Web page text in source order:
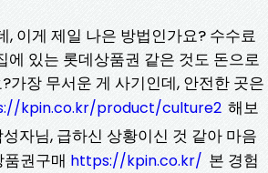
이게 제일 나은 방법인가요? 수수료
에 있는 롯데상품권 같은 것도 돈으로
가장 무서운 게 사기인데, 안전한 곳은
kpin.co.kr/product/culture2 해보
자님, 급하신 상황이신 것 같아 마음
권구매 https://kpin.co.kr/ 본 경험